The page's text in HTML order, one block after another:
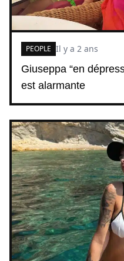
Giuseppa “en
est alarmante
PEOPLE Il y a 2 ans